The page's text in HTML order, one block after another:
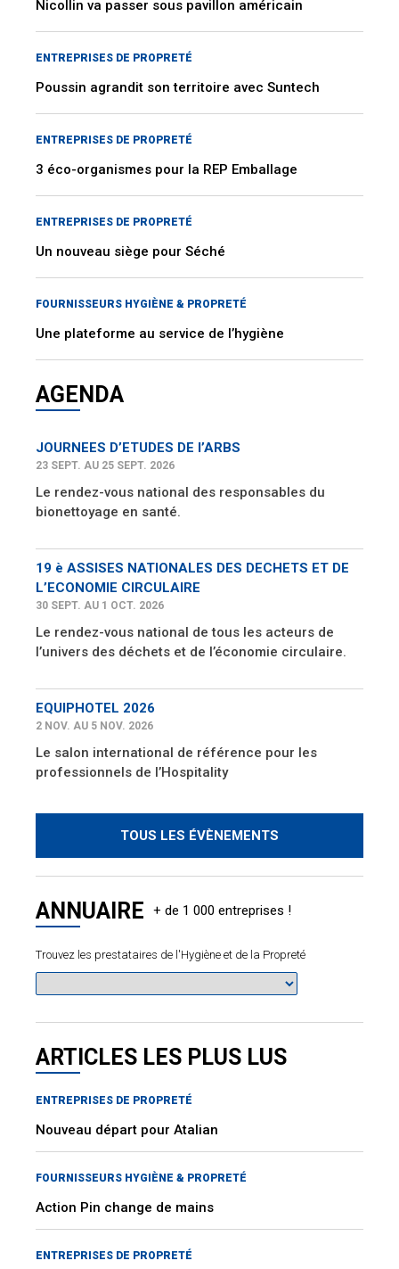
Nicollin va passer sous pavillon américain
ENTREPRISES DE PROPRETÉ
Poussin agrandit son territoire avec Suntech
ENTREPRISES DE PROPRETÉ
3 éco-organismes pour la REP Emballage
ENTREPRISES DE PROPRETÉ
Un nouveau siège pour Séché
FOURNISSEURS HYGIÈNE & PROPRETÉ
Une plateforme au service de l’hygiène
AGENDA
JOURNEES D’ETUDES DE l’ARBS
23 SEPT. AU 25 SEPT. 2026
Le rendez-vous national des responsables du
bionettoyage en santé.
19 è ASSISES NATIONALES DES DECHETS ET DE
L’ECONOMIE CIRCULAIRE
30 SEPT. AU 1 OCT. 2026
Le rendez-vous national de tous les acteurs de
l’univers des déchets et de l’économie circulaire.
EQUIPHOTEL 2026
2 NOV. AU 5 NOV. 2026
Le salon international de référence pour les
professionnels de l’Hospitality
TOUS LES ÉVÈNEMENTS
ANNUAIRE
Trouvez les prestataires de l'Hygiène et de la Propreté
ARTICLES LES PLUS LUS
ENTREPRISES DE PROPRETÉ
Nouveau départ pour Atalian
FOURNISSEURS HYGIÈNE & PROPRETÉ
Action Pin change de mains
ENTREPRISES DE PROPRETÉ